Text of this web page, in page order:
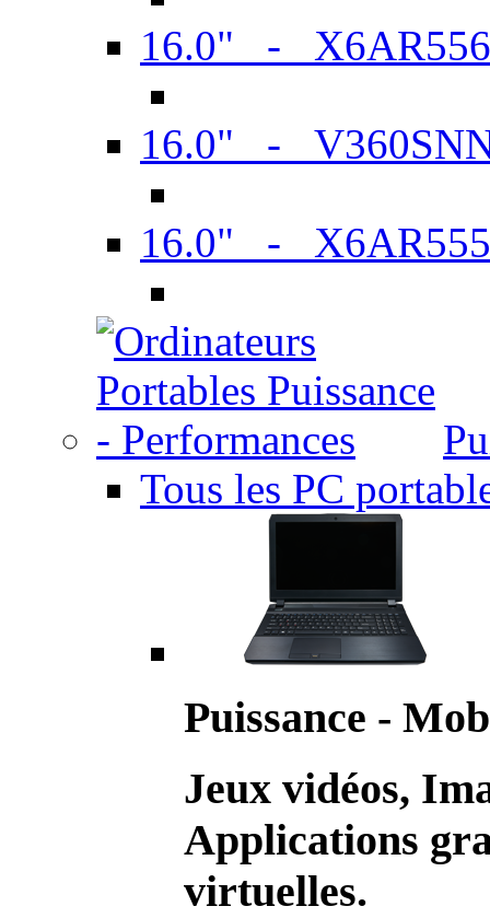
16.0" -
16.0" -
16.0" -
Tous les PC
Puissance -
Jeux vidéos,
Applications
virtuelles.